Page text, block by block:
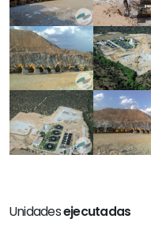
Unidadesejecutadas